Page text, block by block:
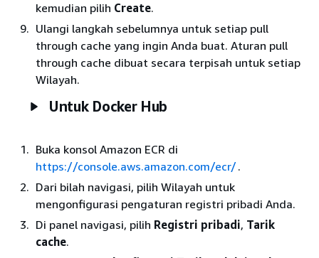
kemudian pilih Create.
Ulangi langkah sebelumnya untuk setiap pull
through cache yang ingin Anda buat. Aturan pull
through cache dibuat secara terpisah untuk setiap
Wilayah.
Untuk Docker Hub
Buka konsol Amazon ECR di
https://console.aws.amazon.com/ecr/.
Dari bilah navigasi, pilih Wilayah untuk
mengonfigurasi pengaturan registri pribadi Anda.
Di panel navigasi, pilih Registri pribadi, Tarik
cache.